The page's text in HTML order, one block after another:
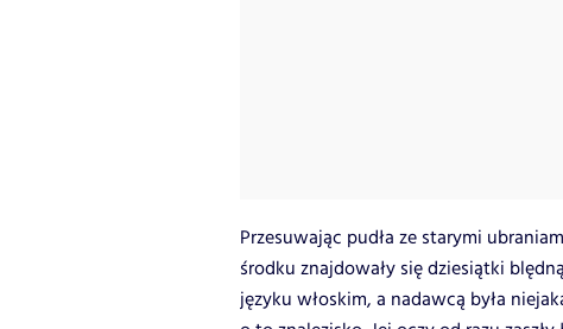
Przesuwając pudła ze starymi
środku znajdowały się dziesiątki
języku włoskim, a nadawcą była